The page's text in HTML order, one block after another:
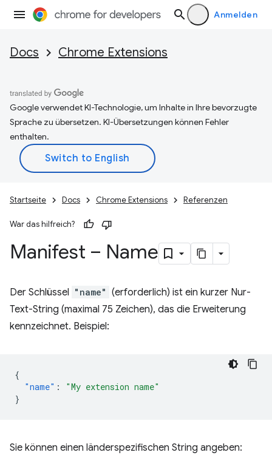
Anmelden
Docs Chrome Extensions
Google verwendet KI-Technologie, um Inhalte in Ihre bevorzugte
Sprache zu übersetzen. KI-Übersetzungen können Fehler
enthalten.
Startseite Docs Chrome Extensions Referenzen
War das hilfreich?
Manifest – Name
Der Schlüssel "name" (erforderlich) ist ein kurzer Nur-
Text-String (maximal 75 Zeichen), das die Erweiterung
kennzeichnet. Beispiel:
{
"name" :
"My extension name"
}
Sie können einen länderspezifischen String angeben: